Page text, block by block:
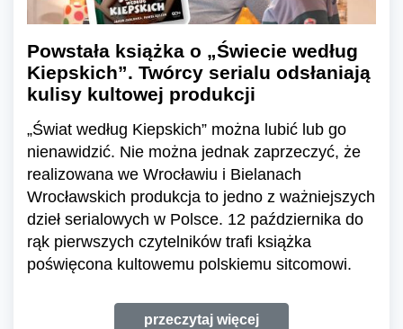
Powstała książka o „Świecie według
Kiepskich”. Twórcy serialu odsłaniają
kulisy kultowej produkcji
„Świat według Kiepskich” można lubić lub go
nienawidzić. Nie można jednak zaprzeczyć, że
realizowana we Wrocławiu i Bielanach
Wrocławskich produkcja to jedno z ważniejszych
dzieł serialowych w Polsce. 12 października do
rąk pierwszych czytelników trafi książka
poświęcona kultowemu polskiemu sitcomowi.
przeczytaj więcej